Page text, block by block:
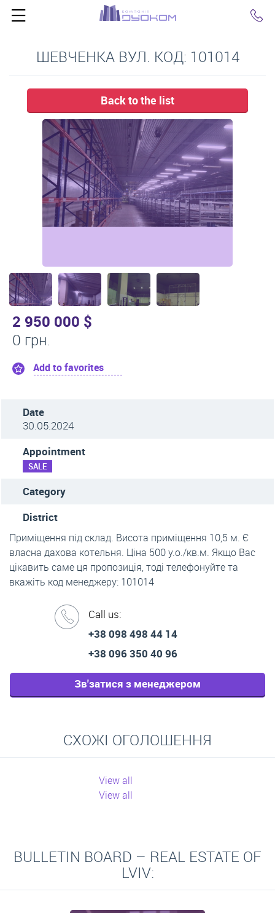
ШЕВЧЕНКА ВУЛ. КОД: 101014
Back to the list
2 950 000 $
0 грн.
Add to favorites
Date
30.05.2024
Appointment
SALE
Category
District
Приміщення під склад. Висота приміщення 10,5 м. Є
власна дахова котельня. Ціна 500 у.о./кв.м. Якщо Вас
цікавить саме ця пропозиція, тоді телефонуйте та
вкажіть код менеджеру: 101014
Call us:
+38 098 498 44 14
+38 096 350 40 96
Зв'затися з менеджером
СХОЖІ ОГОЛОШЕННЯ
View all
View all
BULLETIN BOARD – REAL ESTATE OF
LVIV: